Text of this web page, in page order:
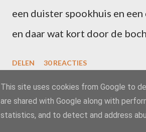
een duister spookhuis en
en daar wat kort door de
in één of meer van de
zal ik uw ideeën toevoegen
gaan we los! Het is
DELEN 30 REACTIES
This site uses cookies from Google to
are shared with Google along with
statistics, and to detect and address